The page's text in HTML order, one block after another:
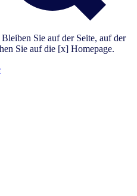
Sie auf der Seite, auf der
Sie auf die [x] Homepage.